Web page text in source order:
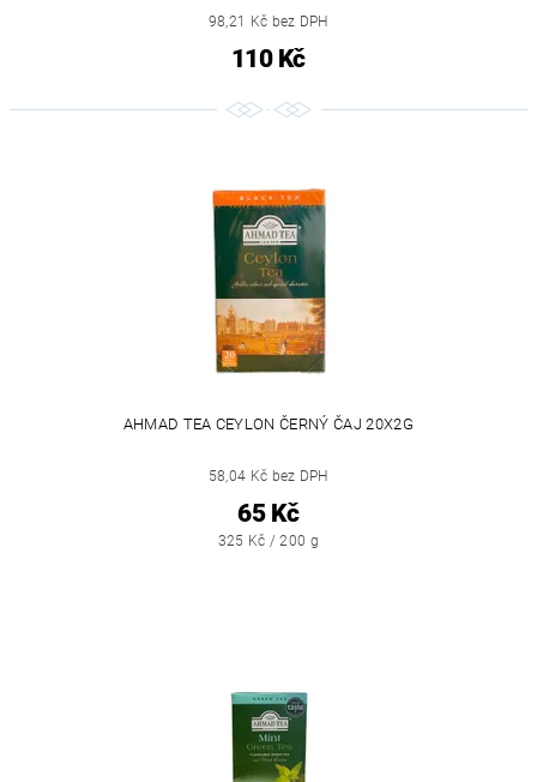
98,21 Kč bez DPH
110 Kč
AHMAD TEA CEYLON ČERNÝ ČAJ 20X2G
58,04 Kč bez DPH
65 Kč
325 Kč / 200 g